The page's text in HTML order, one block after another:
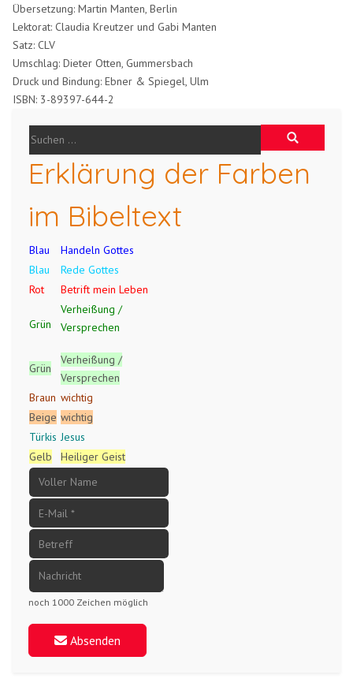
Übersetzung: Martin Manten, Berlin
Lektorat: Claudia Kreutzer und Gabi Manten
Satz: CLV
Umschlag: Dieter Otten, Gummersbach
Druck und Bindung: Ebner & Spiegel, Ulm
ISBN: 3-89397-644-2
Erklärung der Farben
im Bibeltext
Blau
Handeln Gottes
Blau
Rede Gottes
Rot
Betrift mein Leben
Grün
Verheißung /
Versprechen
Grün
Verheißung /
Versprechen
Braun wichtig
Beige wichtig
Türkis Jesus
Gelb
Heiliger Geist
noch 1000 Zeichen möglich
Absenden